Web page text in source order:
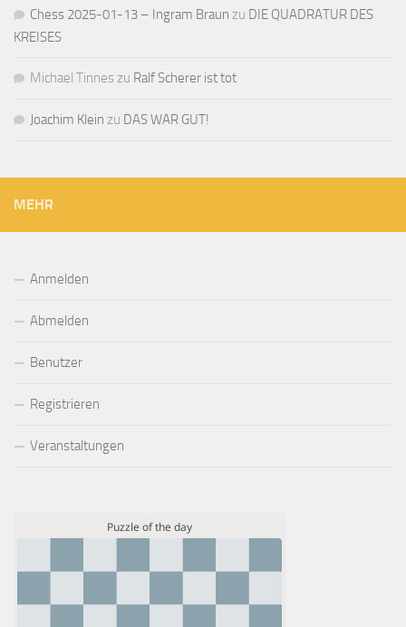
Chess 2025-01-13 – Ingram Braun zu DIE QUADRATUR DES
KREISES
Michael Tinnes zu Ralf Scherer ist tot
Joachim Klein zu DAS WAR GUT!
MEHR
Anmelden
Abmelden
Benutzer
Registrieren
Veranstaltungen